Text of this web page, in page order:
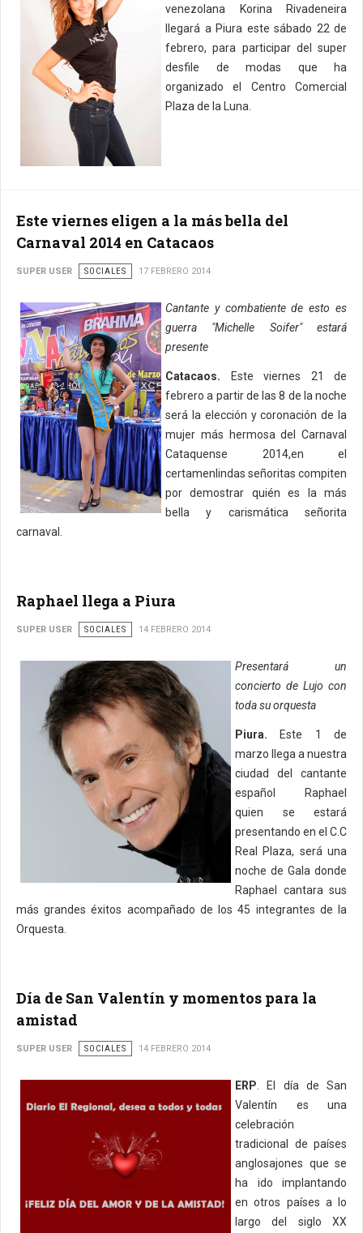
venezolana Korina Rivadeneira
llegará a Piura este sábado 22 de
febrero, para participar del super
desfile de modas que ha
organizado el Centro Comercial
Plaza de la Luna.
Este viernes eligen a la más bella del
Carnaval 2014 en Catacaos
SUPER USER SOCIALES 17 FEBRERO 2014
Cantante y combatiente de esto es
guerra "Michelle Soifer" estará
presente
Catacaos. Este viernes 21 de
febrero a partir de las 8 de la noche
será la elección y coronación de la
mujer más hermosa del Carnaval
Cataquense 2014,en el
certamenlindas señoritas compiten
por demostrar quién es la más
bella y carismática señorita
carnaval.
Raphael llega a Piura
SUPER USER SOCIALES 14 FEBRERO 2014
Presentará un
concierto de Lujo con
toda su orquesta
Piura. Este 1 de
marzo llega a nuestra
ciudad del cantante
español Raphael
quien se estará
presentando en el C.C
Real Plaza, será una
noche de Gala donde
Raphael cantara sus
más grandes éxitos acompañado de los 45 integrantes de la
Orquesta.
Día de San Valentín y momentos para la
amistad
SUPER USER SOCIALES 14 FEBRERO 2014
ERP . El día de San
Valentín es una
celebración
tradicional de países
anglosajones que se
ha ido implantando
en otros países a lo
largo del siglo XX